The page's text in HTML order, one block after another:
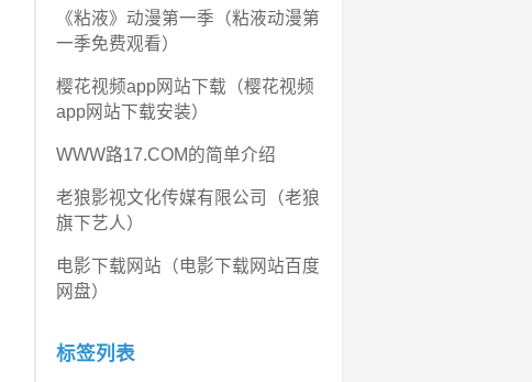
《粘液》动漫第一季（粘液动漫第
一季免费观看）
樱花视频app网站下载（樱花视频
app网站下载安装）
WWW路17.COM的简单介绍
老狼影视文化传媒有限公司（老狼
旗下艺人）
电影下载网站（电影下载网站百度
网盘）
标签列表